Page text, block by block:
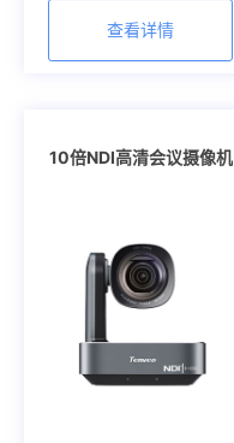
查看详情
10倍NDI高清会议摄像机